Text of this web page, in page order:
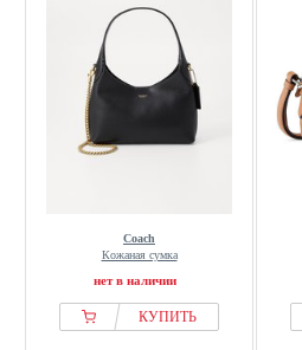
Coach
Кожаная сумка
нет в наличии
КУПИТЬ